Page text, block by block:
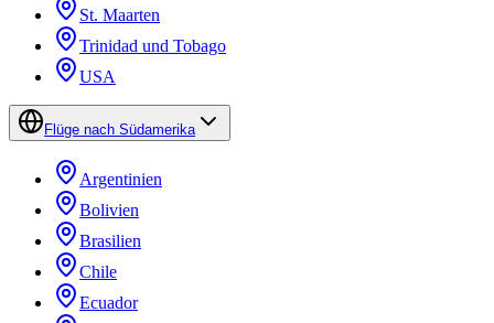
St. Maarten
Trinidad und Tobago
USA
Flüge nach Südamerika
Argentinien
Bolivien
Brasilien
Chile
Ecuador